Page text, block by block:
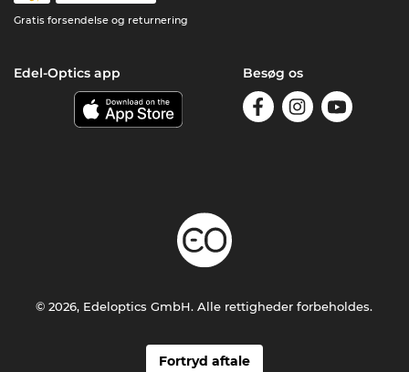
Gratis forsendelse og returnering
Edel-Optics app Besøg os
Fortryd aftale
© 2026, Edeloptics GmbH. Alle rettigheder forbeholdes.